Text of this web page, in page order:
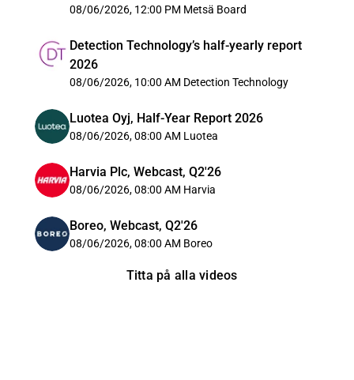
08/06/2026, 12:00 PM Metsä Board
Detection Technology’s half-yearly report
2026
08/06/2026, 10:00 AM Detection Technology
Luotea Oyj, Half-Year Report 2026
08/06/2026, 08:00 AM Luotea
Harvia Plc, Webcast, Q2'26
08/06/2026, 08:00 AM Harvia
Boreo, Webcast, Q2'26
08/06/2026, 08:00 AM Boreo
Titta på alla videos